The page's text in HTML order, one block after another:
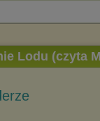
Lodu (czyta